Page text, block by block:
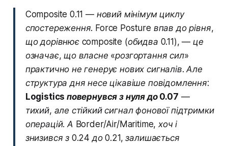
Composite 0.11 — новий мінімум циклу
спостереження. Force Posture впав до рівня,
що дорівнює composite (обидва 0.11), — це
означає, що власне «розгортання сил»
практично не генерує нових сигналів. Але
структура дня несе цікавіше повідомлення:
Logistics повернувся з нуля до 0.07 —
тихий, але стійкий сигнал фонової підтримки
операцій. А Border/Air/Maritime, хоч і
знизився з 0.24 до 0.21, залишається